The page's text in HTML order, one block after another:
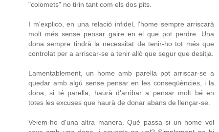
"colomets" no tirin tant com els dos pits.
I m'explico, en una relació infidel, l'home sempre arriscarà
molt més sense pensar gaire en el que pot perdre. Una
dona sempre tindrà la necessitat de tenir-ho tot més que
controlat per a arriscar-se a tenir allò que segur que desitja.
Lamentablement, un home amb parella pot arriscar-se a
quedar amb algú sense pensar en les conseqüències, i la
dona, si té parella, haurà d'arribar a pensar molt bé en
totes les excuses que haurà de donar abans de llençar-se.
Veiem-ho d'una altra manera. Què passa si un home vol